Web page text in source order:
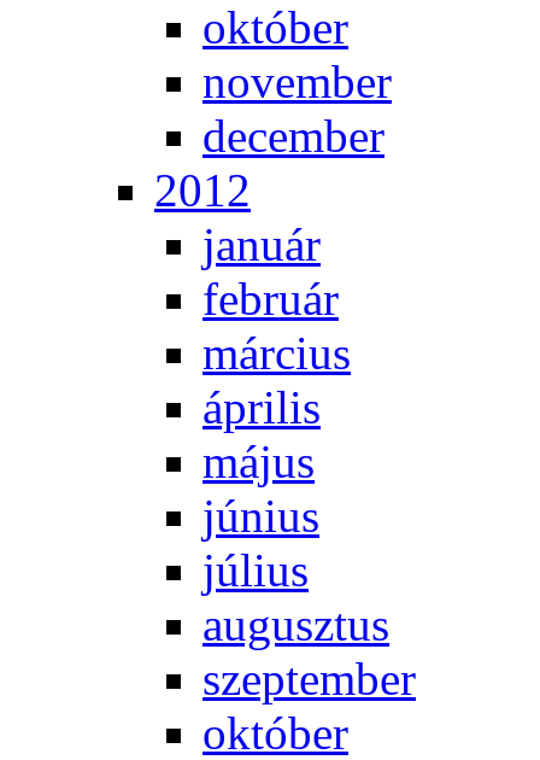
ok­tó­ber
no­vem­ber
de­cem­ber
2012
ja­nu­ár
feb­ru­ár
már­ci­us
áp­ri­lis
má­jus
jú­ni­us
jú­li­us
au­gusz­tus
szep­tem­ber
ok­tó­ber